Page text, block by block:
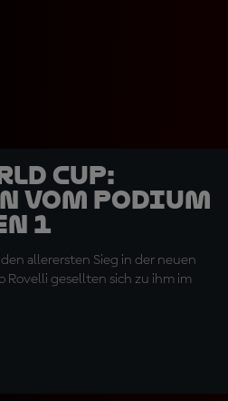
Cup:
vom Podium
1
allerersten Sieg in der neuen
Rovelli gesellten sich zu ihm im